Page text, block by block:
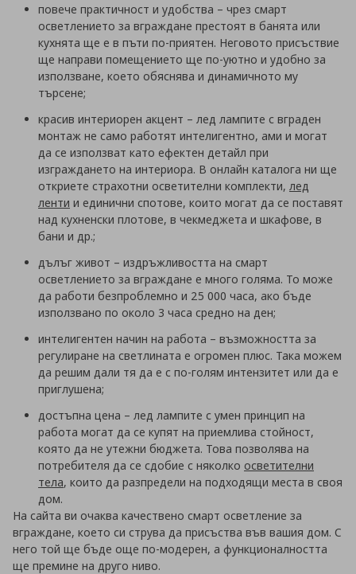
повече практичност и удобства – чрез смарт
осветлението за вграждане престоят в банята или
кухнята ще е в пъти по-приятен. Неговото присъствие
ще направи помещението ще по-уютно и удобно за
използване, което обяснява и динамичното му
търсене;
красив интериорен акцент – лед лампите с вграден
монтаж не само работят интелигентно, ами и могат
да се използват като ефектен детайл при
изграждането на интериора. В онлайн каталога ни ще
откриете страхотни осветителни комплекти, лед
ленти и единични спотове, които могат да се поставят
над кухненски плотове, в чекмеджета и шкафове, в
бани и др.;
дълъг живот – издръжливостта на смарт
осветлението за вграждане е много голяма. То може
да работи безпроблемно и 25 000 часа, ако бъде
използвано по около 3 часа средно на ден;
интелигентен начин на работа – възможността за
регулиране на светлината е огромен плюс. Така можем
да решим дали тя да е с по-голям интензитет или да е
приглушена;
достъпна цена – лед лампите с умен принцип на
работа могат да се купят на приемлива стойност,
която да не утежни бюджета. Това позволява на
потребителя да се сдобие с няколко осветителни
тела, които да разпредели на подходящи места в своя
дом.
На сайта ви очаква качествено смарт осветление за
вграждане, което си струва да присъства във вашия дом. С
него той ще бъде още по-модерен, а функционалността
ще премине на друго ниво.